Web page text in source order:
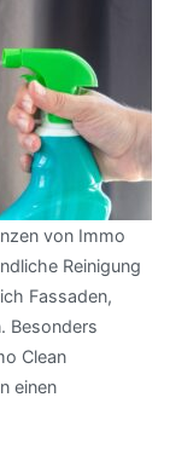
von Immo
Reinigung
Fassaden,
Besonders
Clean
einen